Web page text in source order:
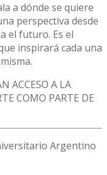
a dónde se quiere
perspectiva desde
el futuro. Es el
inspirará cada una
ACCESO A LA
COMO PARTE DE
Argentino